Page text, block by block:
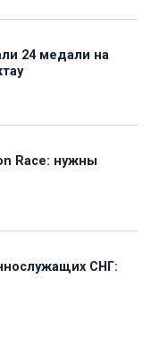
24 медали на
Race: нужны
СНГ: